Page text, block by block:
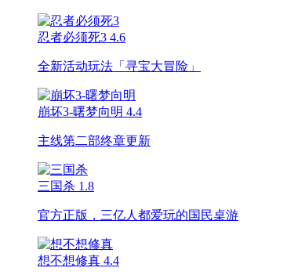
忍者必须死3 4.6
全新活动玩法「寻宝大冒险」
崩坏3-曙梦向明 4.4
主线第二部终章更新
三国杀 1.8
官方正版，三亿人都爱玩的国民桌游
想不想修真 4.4